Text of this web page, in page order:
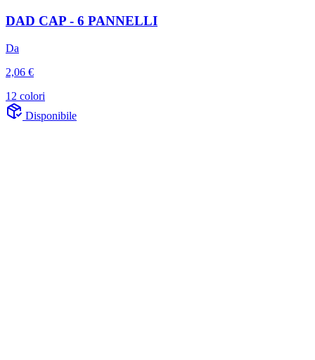
DAD CAP - 6 PANNELLI
Da
2,06 €
12 colori
Disponibile